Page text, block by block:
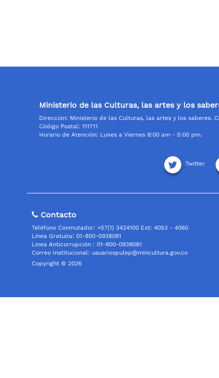
Ministerio de las Culturas, las artes y los
Dirección: Ministerio de las Culturas, las artes y los saberes.
Código Postal: 111711
Horario de Atención: Lunes a Viernes 8:00 am - 5:00 pm.
Twitter
Contacto
Teléfono Conmutador: +57(1) 3424100 Ext: 4053 - 4060
Línea Gratuita: 01-800-0938081
Linea Anticorrupción : 01-800-0938081
Correo Institucional: usuariospulep@mincultura.gov.co
Copyright © 2026